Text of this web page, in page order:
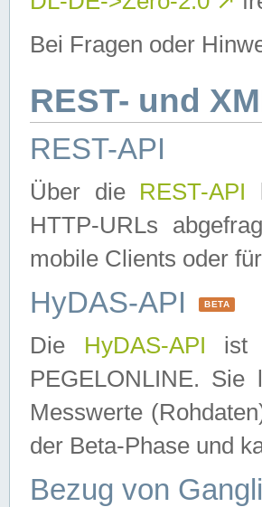
Bei Fragen oder
REST- und
REST-API
Über die REST-API
HTTP-URLs
mobile Clients oder
HyDAS-API BETA
Die HyDAS-API ist
PEGELONLINE. Sie
Messwerte
der Beta-Phase und
Bezug von